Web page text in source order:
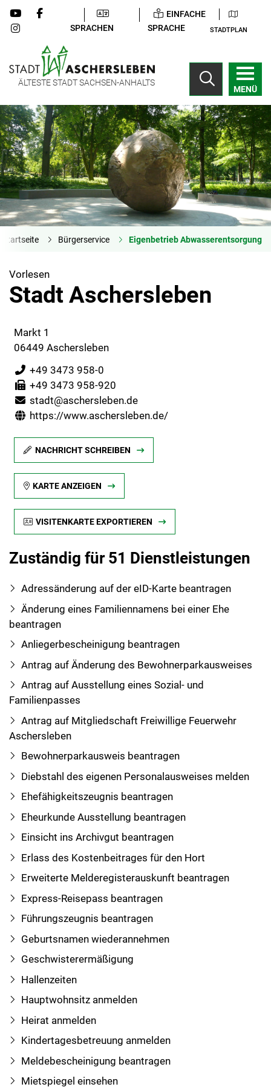
SPRACHEN
EINFACHE
SPRACHE
STADTPLAN
ÄLTESTE STADT SACHSEN-ANHALTS
MENÜ
Startseite Bürgerservice Eigenbetrieb Abwasserentsorgung
Vorlesen
Stadt Aschersleben
Markt 1
06449 Aschersleben
+49 3473 958-0
+49 3473 958-920
stadt@aschersleben.de
https://www.aschersleben.de/
NACHRICHT SCHREIBEN
KARTE ANZEIGEN
VISITENKARTE EXPORTIEREN
Zuständig für 51 Dienstleistungen
Adressänderung auf der eID-Karte beantragen
Änderung eines Familiennamens bei einer Ehe
beantragen
Anliegerbescheinigung beantragen
Antrag auf Änderung des Bewohnerparkausweises
Antrag auf Ausstellung eines Sozial- und
Familienpasses
Antrag auf Mitgliedschaft Freiwillige Feuerwehr
Aschersleben
Bewohnerparkausweis beantragen
Diebstahl des eigenen Personalausweises melden
Ehefähigkeitszeugnis beantragen
Eheurkunde Ausstellung beantragen
Einsicht ins Archivgut beantragen
Erlass des Kostenbeitrages für den Hort
Erweiterte Melderegisterauskunft beantragen
Express-Reisepass beantragen
Führungszeugnis beantragen
Geburtsnamen wiederannehmen
Geschwisterermäßigung
Hallenzeiten
Hauptwohnsitz anmelden
Heirat anmelden
Kindertagesbetreuung anmelden
Meldebescheinigung beantragen
Mietspiegel einsehen